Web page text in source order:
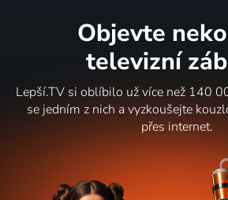
Objevte
televizní
Lepší.TV si oblíbilo už více než 140
se jedním z nich a vyzkoušejte
přes internet.